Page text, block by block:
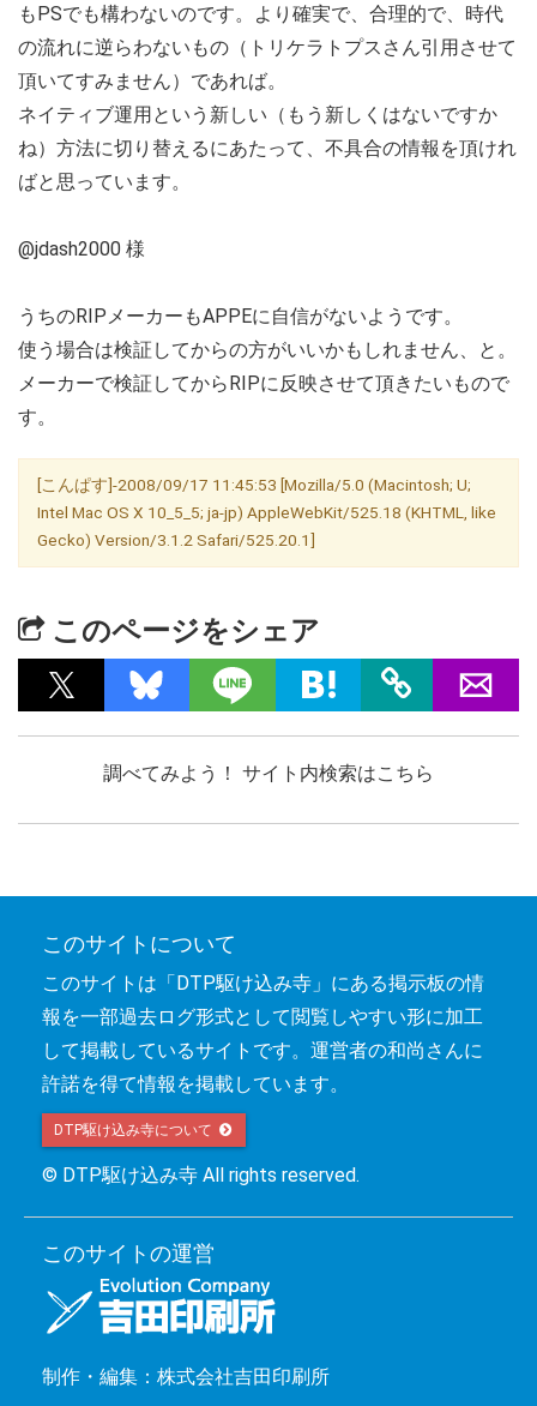
もPSでも構わないのです。より確実で、合理的で、時代
の流れに逆らわないもの（トリケラトプスさん引用させて
頂いてすみません）であれば。
ネイティブ運用という新しい（もう新しくはないですか
ね）方法に切り替えるにあたって、不具合の情報を頂けれ
ばと思っています。
@jdash2000 様
うちのRIPメーカーもAPPEに自信がないようです。
使う場合は検証してからの方がいいかもしれません、と。
メーカーで検証してからRIPに反映させて頂きたいもので
す。
[こんぱす]-2008/09/17 11:45:53 [Mozilla/5.0 (Macintosh; U;
Intel Mac OS X 10_5_5; ja-jp) AppleWebKit/525.18 (KHTML, like
Gecko) Version/3.1.2 Safari/525.20.1]
このページをシェア
調べてみよう！ サイト内検索はこちら
このサイトについて
このサイトは「DTP駆け込み寺」にある掲示板の情
報を一部過去ログ形式として閲覧しやすい形に加工
して掲載しているサイトです。運営者の和尚さんに
許諾を得て情報を掲載しています。
DTP駆け込み寺について
© DTP駆け込み寺 All rights reserved.
このサイトの運営
制作・編集：株式会社吉田印刷所